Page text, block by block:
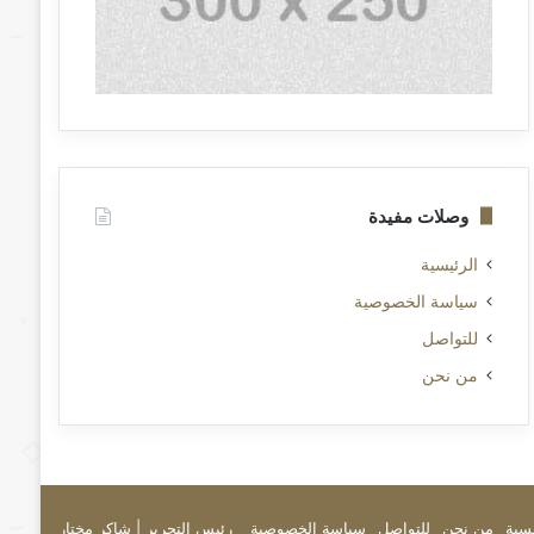
وصلات مفيدة
الرئيسية
سياسة الخصوصية
للتواصل
من نحن
رئيس التحرير | شاكر مختار من نحن للتواصل سياسة الخصوصية